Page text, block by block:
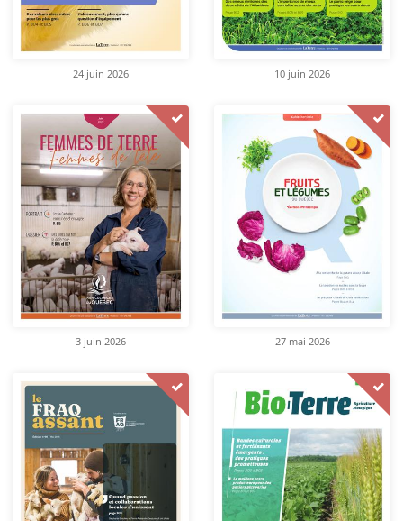
24 juin 2026 10 juin 2026
3 juin 2026 27 mai 2026